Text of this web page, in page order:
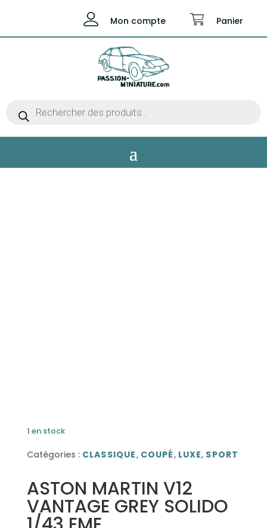
produits
Mon compte Panier
1 en stock
Catégories : CLASSIQUE, COUPÉ, LUXE, SPORT
ASTON MARTIN V12
VANTAGE GREY SOLIDO